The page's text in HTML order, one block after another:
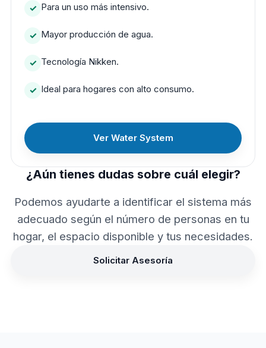
Para un uso más intensivo.
Mayor producción de agua.
Tecnología Nikken.
Ideal para hogares con alto consumo.
Ver Water System
¿Aún tienes dudas sobre cuál elegir?
Podemos ayudarte a identificar el sistema más
adecuado según el número de personas en tu
hogar, el espacio disponible y tus necesidades.
Solicitar Asesoría